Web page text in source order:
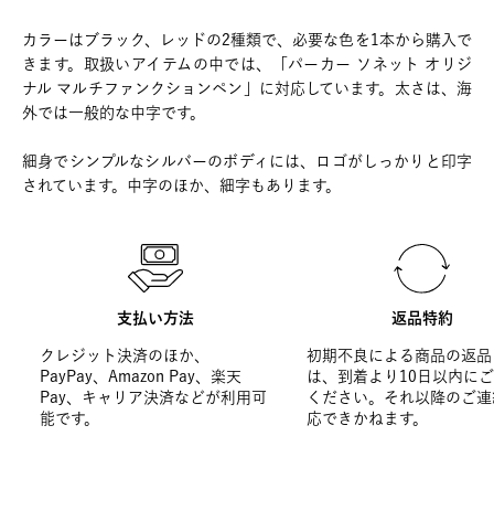
カラーはブラック、レッドの2種類で、必要な色を1本から購入で
きます。取扱いアイテムの中では、「パーカー ソネット オリジ
ナル マルチファンクションペン」に対応しています。太さは、海
外では一般的な中字です。
細身でシンプルなシルバーのボディには、ロゴがしっかりと印字
されています。中字のほか、細字もあります。
支払い方法
クレジット決済のほか、
PayPay、Amazon Pay、楽天
Pay、キャリア決済などが利用可
能です。
返品特約
初期不良による商品の返
は、到着より10日以内に
ください。それ以降のご
応できかねます。